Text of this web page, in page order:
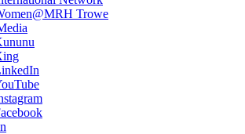
Trowe